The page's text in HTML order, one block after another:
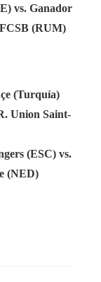
vs. Ganador
(RUM)
(Turquía)
Union Saint-
(ESC) vs.
(NED)